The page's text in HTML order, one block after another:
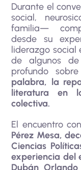
Durante el
social,
familia—
desde su
liderazgo social
de algunos
profundo sobre
palabra, la
literatura en
colectiva.
El encuentro
Pérez Mesa,
Ciencias
experiencia del
Dubán